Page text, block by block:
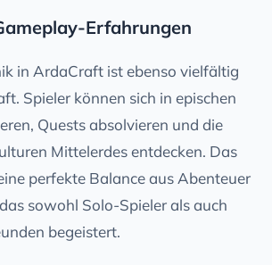
Erfahrungen
in ArdaCraft ist ebenso vielfältig
Spieler können sich in epischen
Quests absolvieren und die
Mittelerdes entdecken. Das
perfekte Balance aus Abenteuer
sowohl Solo-Spieler als auch
begeistert.